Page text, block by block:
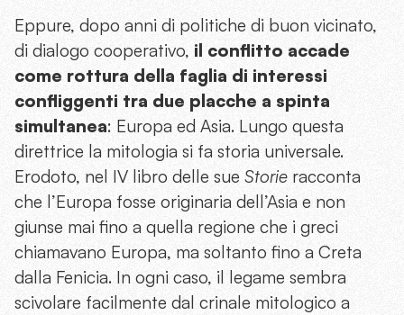
Eppure, dopo anni di politiche di buon vicinato,
di dialogo cooperativo, il conflitto accade
come rottura della faglia di interessi
confliggenti tra due placche a spinta
simultanea: Europa ed Asia. Lungo questa
direttrice la mitologia si fa storia universale.
Erodoto, nel IV libro delle sue Storie racconta
che l’Europa fosse originaria dell’Asia e non
giunse mai fino a quella regione che i greci
chiamavano Europa, ma soltanto fino a Creta
dalla Fenicia. In ogni caso, il legame sembra
scivolare facilmente dal crinale mitologico a